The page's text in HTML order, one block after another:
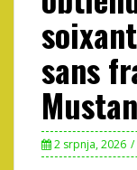
sans
2 srpnja, 2026